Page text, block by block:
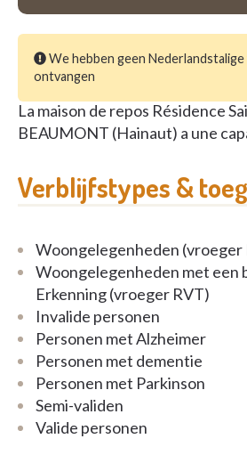
We hebben geen
ontvangen
La maison de repos Résidence
BEAUMONT (Hainaut) a une
Verblijfstypes &
Woongelegenheden (vroeger
Woongelegenheden met een
Erkenning (vroeger RVT)
Invalide personen
Personen met Alzheimer
Personen met dementie
Personen met Parkinson
Semi-validen
Valide personen